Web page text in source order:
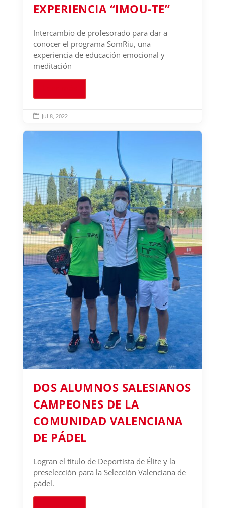
EXPERIENCIA “IMOU-TE”
Intercambio de profesorado para dar a
conocer el programa SomRiu, una
experiencia de educación emocional y
meditación
 Jul 8, 2022
DOS ALUMNOS SALESIANOS
CAMPEONES DE LA
COMUNIDAD VALENCIANA
DE PÁDEL
Logran el título de Deportista de Élite y la
preselección para la Selección Valenciana de
pádel.